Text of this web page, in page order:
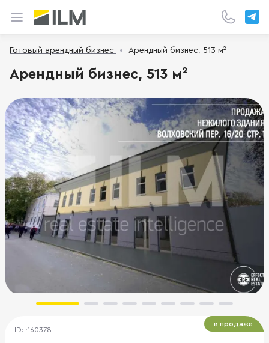
Готовый арендный бизнес Арендный бизнес, 513 м²
Арендный бизнес, 513 м²
ID: r160378
в продаже